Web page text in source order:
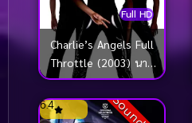
Full HD
Charlie’s Angels Full
Throttle (2003) นาง
ฟ้าชาร์ลี เสน่ห์เข้มทะลุ
พิกัด
6.4